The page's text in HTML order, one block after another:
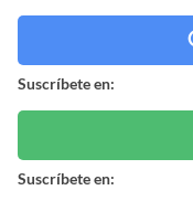
Suscríbete en:
Suscríbete en: